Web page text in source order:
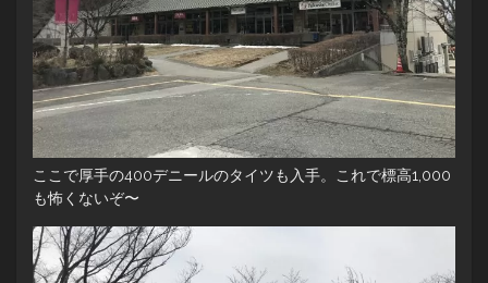
ここで厚手の400デニールのタイツも入手。これで標高1,000
も怖くないぞ〜